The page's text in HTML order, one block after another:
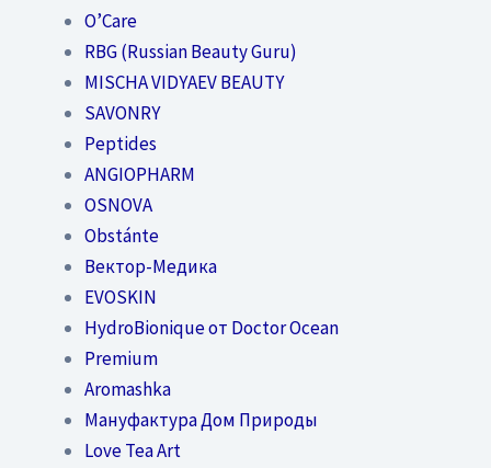
O’Care
RBG (Russian Beauty Guru)
MISCHA VIDYAEV BEAUTY
SAVONRY
Peptides
ANGIOPHARM
OSNOVA
Obstánte
Вектор-Медика
EVOSKIN
HydroBionique от Doctor Ocean
Premium
Aromashka
Мануфактура Дом Природы
Love Tea Art